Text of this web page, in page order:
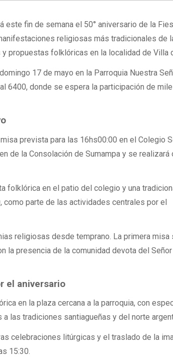
este fin de semana el 50° aniversario de la
religiosas más tradicionales de
propuestas folklóricas en la localidad de Villa
17 de mayo en la Parroquia Nuestra
6400, donde se espera la participación de
prevista para las 16hs00:00 en el Colegio
de la Consolación de Sumampa y se realizará
folklórica en el patio del colegio y una
como parte de las actividades centrales por el
religiosas desde temprano. La primera misa
la presencia de la comunidad devota del
el aniversario
en la plaza cercana a la parroquia, con
las tradiciones santiagueñas y del norte
celebraciones litúrgicas y el traslado de la
15:30.